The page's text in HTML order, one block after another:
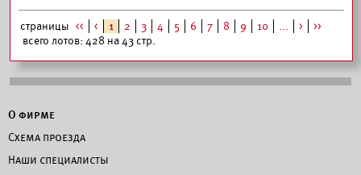
страницы << < 1 2 3 4 5 6 7 8 9 10 ... >
>>
всего лотов: 428 на 43 стр.
О фирме
Схема проезда
Наши специалисты